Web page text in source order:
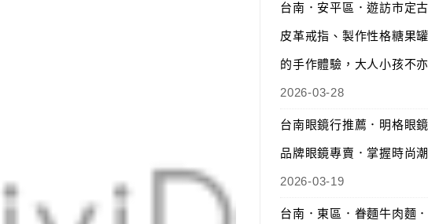
台南．安平區．遊訪市定
皮革戒指、製作性格糖果
的手作體驗，大人小孩不亦
2026-03-28
台南眼鏡行推薦．明格眼
品牌眼鏡專賣．掌握時尚
2026-03-19
台南．東區．眷麵牛肉麵